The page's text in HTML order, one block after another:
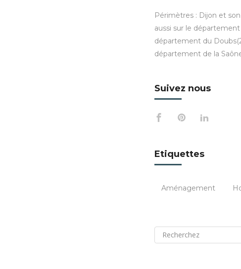
Périmètres : Dijon et
aussi sur le département
département du
département de la
Suivez nous
Etiquettes
Aménagement